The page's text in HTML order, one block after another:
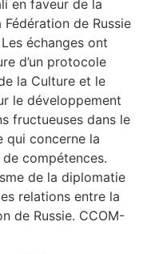
en faveur de la
de Russie
échanges ont
d’un protocole
la Culture et le
le développement
fructueuses dans le
qui concerne la
compétences.
de la diplomatie
relations entre la
de Russie. CCOM-